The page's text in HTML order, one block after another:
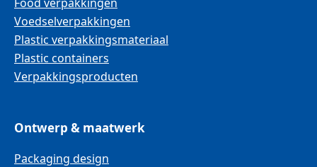
Voedselverpakkingen
Plastic verpakkingsmateriaal
Plastic containers
Verpakkingsproducten
Ontwerp & maatwerk
Packaging design